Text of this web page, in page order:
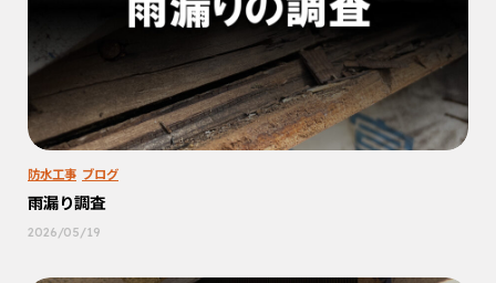
防水工事 ブログ
雨漏り調査
2026/05/19